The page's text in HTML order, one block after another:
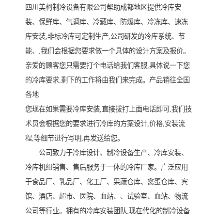
四川美柯制冷设备有限公司帮助成都地区提供冷库安
装、保鲜库、气调库、冷藏库、防爆库、冷冻库、速冻
库安装,非标冷库可定制生产,公司研发的冷库系统、节
能、,我们会根据您要求做一个具体的设计方案及报价。
亲爱的顾客您只需要打个电话给我们客服,具体说一下您
的冷库要求,剩下的工作将由我们来完成。产品销往全国
各地
您现在如果需要冷库安装,直接拔打上面电话即可,我们技
术员会根据您的要求进行冷库的方案设计,价格,安装流
程,等细节进行写明,再发送给您。
公司致力于冷库设计、制冷设备生产、冷库安装、
冷库机组销售、售后服务于一体的冷库厂家。广泛应用
于食品厂、乳品厂、化工厂、果蔬仓库、禽蛋仓库、宾
馆、酒店、超市、医院、血站、、试验室、血站、物流
公司等行业。拥有的冷库安装团队,现在代化的制冷设备